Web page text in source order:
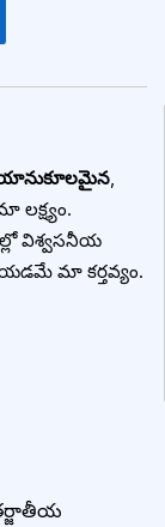
,
లక్ష్యం.
విశ్వసనీయ
మా కర్తవ్యం.